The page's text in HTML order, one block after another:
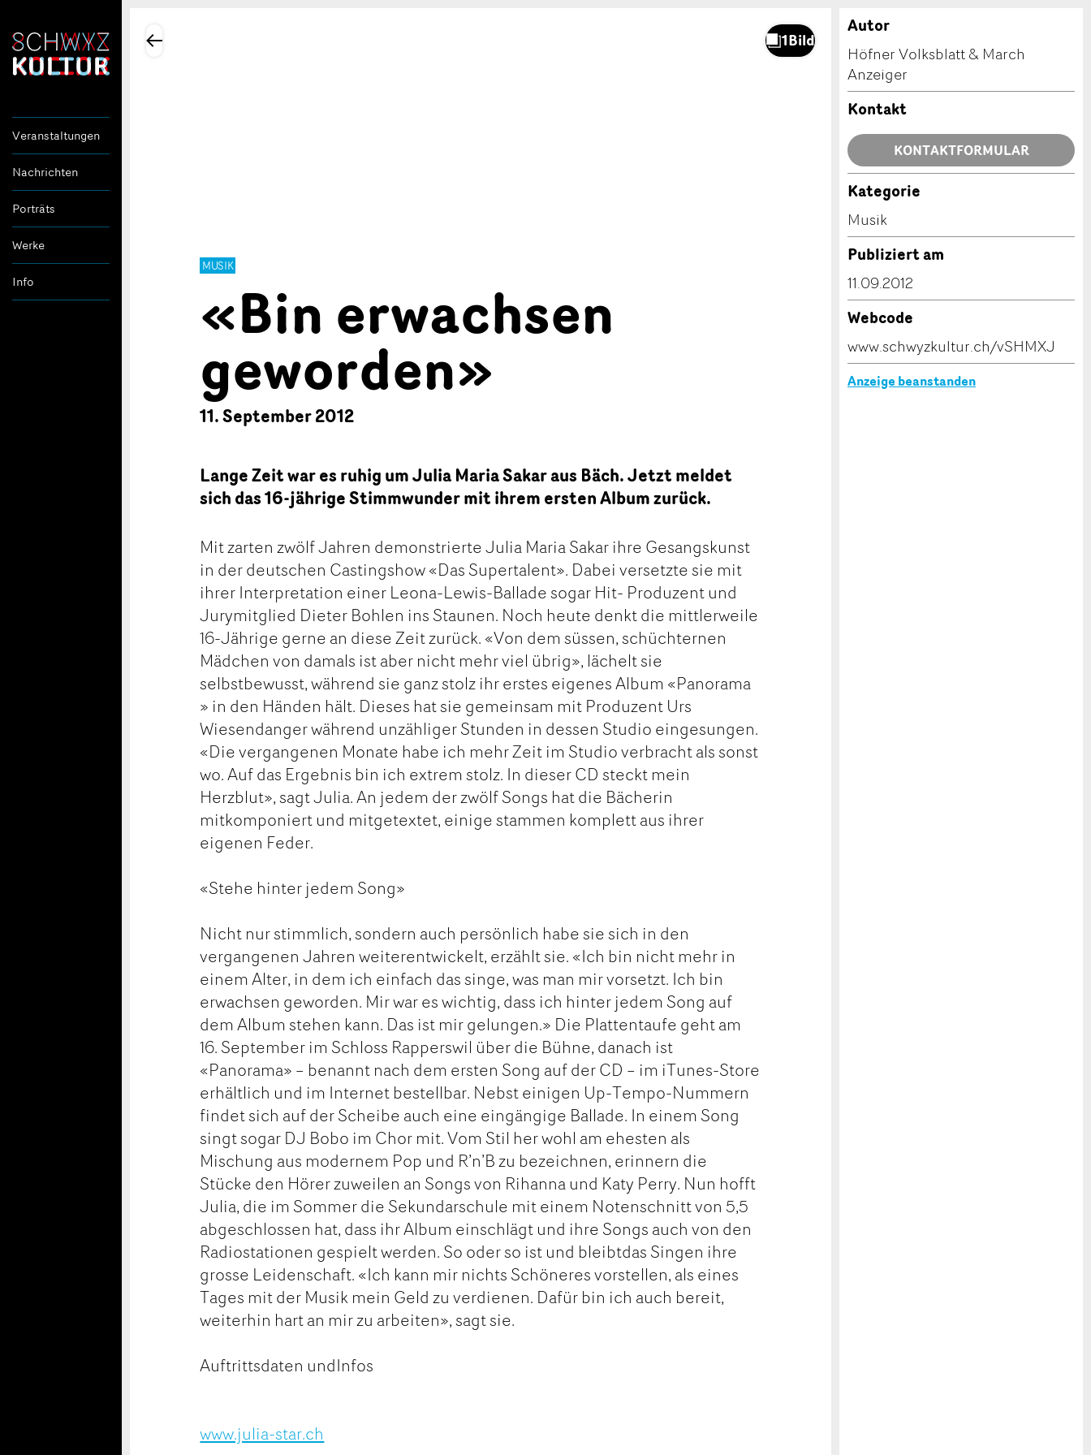
Veranstaltungen
Nachrichten
Porträts
Werke
Info
MUSIK
«Bin erwachsen
geworden»
11. September 2012
Lange Zeit war es ruhig um Julia Maria Sakar aus Bäch. Jetzt meldet
sich das 16-jährige Stimmwunder mit ihrem ersten Album zurück.
Mit zarten zwölf Jahren demonstrierte Julia Maria Sakar ihre Gesangskunst
in der deutschen Castingshow «Das Supertalent». Dabei versetzte sie mit
ihrer Interpretation einer Leona-Lewis-Ballade sogar Hit- Produzent und
Jurymitglied Dieter Bohlen ins Staunen. Noch heute denkt die mittlerweile
16-Jährige gerne an diese Zeit zurück. «Von dem süssen, schüchternen
Mädchen von damals ist aber nicht mehr viel übrig», lächelt sie
selbstbewusst, während sie ganz stolz ihr erstes eigenes Album «Panorama
» in den Händen hält. Dieses hat sie gemeinsam mit Produzent Urs
Wiesendanger während unzähliger Stunden in dessen Studio eingesungen.
«Die vergangenen Monate habe ich mehr Zeit im Studio verbracht als sonst
wo. Auf das Ergebnis bin ich extrem stolz. In dieser CD steckt mein
Herzblut», sagt Julia. An jedem der zwölf Songs hat die Bächerin
mitkomponiert und mitgetextet, einige stammen komplett aus ihrer
eigenen Feder.
«Stehe hinter jedem Song»
Nicht nur stimmlich, sondern auch persönlich habe sie sich in den
vergangenen Jahren weiterentwickelt, erzählt sie. «Ich bin nicht mehr in
einem Alter, in dem ich einfach das singe, was man mir vorsetzt. Ich bin
erwachsen geworden. Mir war es wichtig, dass ich hinter jedem Song auf
dem Album stehen kann. Das ist mir gelungen.» Die Plattentaufe geht am
16. September im Schloss Rapperswil über die Bühne, danach ist
«Panorama» – benannt nach dem ersten Song auf der CD – im iTunes-Store
erhältlich und im Internet bestellbar. Nebst einigen Up-Tempo-Nummern
findet sich auf der Scheibe auch eine eingängige Ballade. In einem Song
singt sogar DJ Bobo im Chor mit. Vom Stil her wohl am ehesten als
Mischung aus modernem Pop und R’n’B zu bezeichnen, erinnern die
Stücke den Hörer zuweilen an Songs von Rihanna und Katy Perry. Nun hofft
Julia, die im Sommer die Sekundarschule mit einem Notenschnitt von 5,5
abgeschlossen hat, dass ihr Album einschlägt und ihre Songs auch von den
Radiostationen gespielt werden. So oder so ist und bleibtdas Singen ihre
grosse Leidenschaft. «Ich kann mir nichts Schöneres vorstellen, als eines
Tages mit der Musik mein Geld zu verdienen. Dafür bin ich auch bereit,
weiterhin hart an mir zu arbeiten», sagt sie.
Auftrittsdaten undInfos
www.julia-star.ch
Autor
Höfner Volksblatt & March
Anzeiger
Kontakt
KONTAKTFORMULAR
Kategorie
Musik
Publiziert am
11.09.2012
Webcode
www.schwyzkultur.ch/vSHMXJ
Anzeige beanstanden